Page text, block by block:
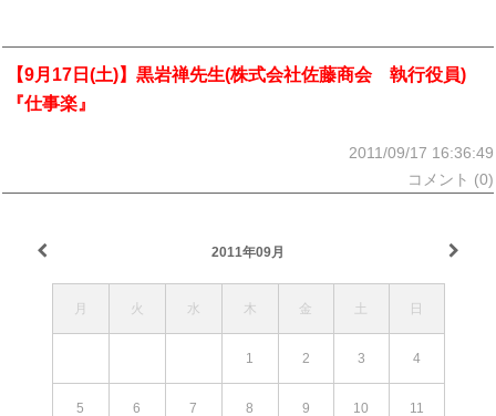
【9月17日(土)】黒岩禅先生(株式会社佐藤商会 執行役員)
『仕事楽』
2011/09/17 16:36:49
コメント (0)
2011年09月
月 火 水 木 金 土 日
1 2 3 4
5 6 7 8 9 10 11